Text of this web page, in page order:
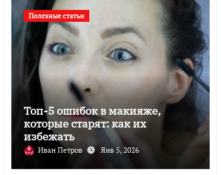
Полезные статьи
Топ-5 ошибок в макияже,
которые старят: как их
избежать
Иван Петров Янв 5, 2026